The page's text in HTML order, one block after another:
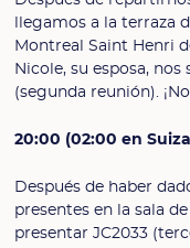
llegamos a la terraza
Montreal Saint Henri
Nicole, su esposa,
(segunda reunión).
20:00 (02:00 en
Después de haber
presentes en la sala
presentar JC2033